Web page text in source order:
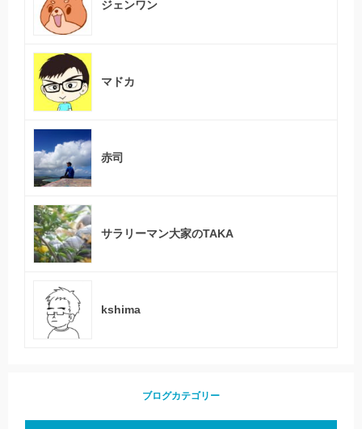
ジェンワン
マドカ
赤司
サラリーマン大家のTAKA
kshima
ブログカテゴリー